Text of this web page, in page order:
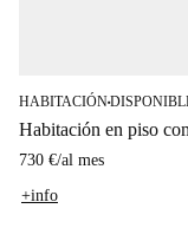
HABITACIÓN■
Habitación en piso
730 €/al mes
+info